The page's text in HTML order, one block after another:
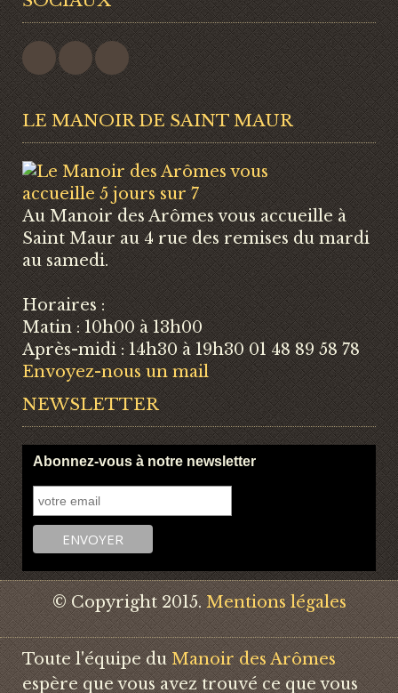
LE MANOIR DE SAINT MAUR
Au Manoir des Arômes vous accueille à
Saint Maur au 4 rue des remises du mardi
au samedi.
Horaires :
Matin : 10h00 à 13h00
Après-midi : 14h30 à 19h30 01 48 89 58 78
Envoyez-nous un mail
NEWSLETTER
Abonnez-vous à notre newsletter
© Copyright 2015.Mentions légales
Toute l'équipe duManoir des Arômes
espère que vous avez trouvé ce que vous